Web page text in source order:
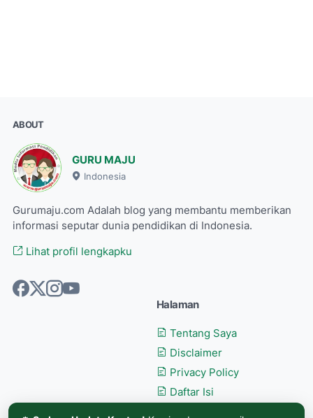
ABOUT
GURU MAJU
Indonesia
Gurumaju.com Adalah blog yang membantu memberikan
informasi seputar dunia pendidikan di Indonesia.
Lihat profil lengkapku
Halaman
Tentang Saya
Disclaimer
Privacy Policy
Daftar Isi